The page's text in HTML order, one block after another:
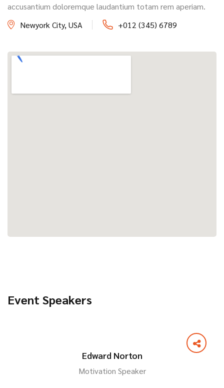
accusantium doloremque laudantium totam rem aperiam.
Newyork City, USA
+012 (345) 6789
Event Speakers
Edward Norton
Motivation Speaker